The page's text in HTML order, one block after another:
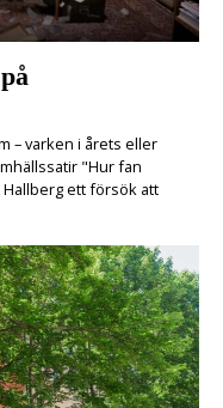
– varken i årets eller
"Hur fan
ett försök att